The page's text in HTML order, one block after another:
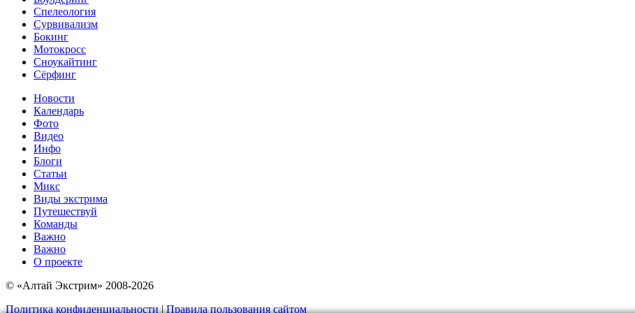
Спелеология
Сурвивализм
Бокинг
Мотокросс
Сноукайтинг
Сёрфинг
Новости
Календарь
Фото
Видео
Инфо
Блоги
Статьи
Микс
Виды экстрима
Путешествуй
Команды
Важно
Важно
О проекте
© «Алтай Экстрим» 2008-2026
Политика конфиденциальности|Правила пользования сайтом